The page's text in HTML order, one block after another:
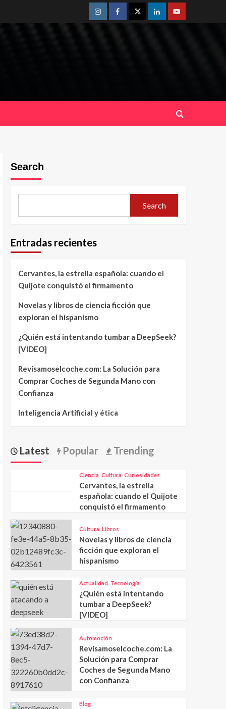
InstagramFacebookTwitterLinkedinYoutube
Search
Search
Entradas recientes
Cervantes, la estrella española: cuando el
Quijote conquistó el firmamento
Novelas y libros de ciencia ficción que
exploran el hispanismo
¿Quién está intentando tumbar a DeepSeek?
[VIDEO]
Revisamoselcoche.com: La Solución para
Comprar Coches de Segunda Mano con
Confianza
Inteligencia Artificial y ética
Latest Popular Trending
Ciencia Cultura Curiosidades
Cervantes, la estrella
española: cuando el Quijote
conquistó el firmamento
Cultura Libros
Novelas y libros de ciencia
ficción que exploran el
hispanismo
Actualidad Tecnología
¿Quién está intentando
tumbar a DeepSeek?
[VIDEO]
Automoción
Revisamoselcoche.com: La
Solución para Comprar
Coches de Segunda Mano
con Confianza
Blog